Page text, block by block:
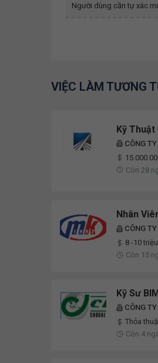
Người dùng cần tự xác
VIỆC LÀM TƯƠNG
Kỹ Thuật
CÔNG
Còn 28
Nhân
CÔNG
8 -10
Còn 15
Kỹ Sư BIM
CÔNG
Thỏa
Còn 4